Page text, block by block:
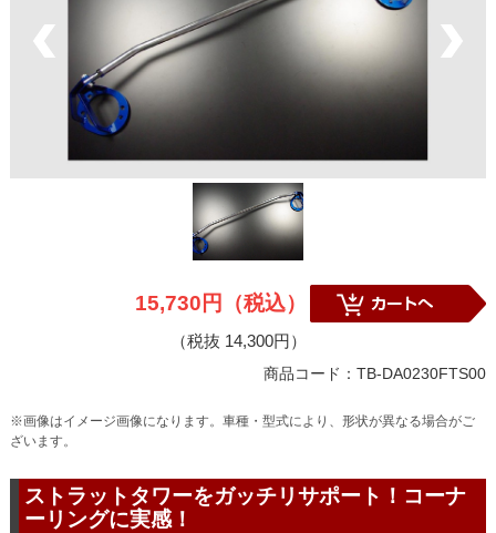
15,730円（税込）
（税抜 14,300円）
商品コード：TB-DA0230FTS00
※画像はイメージ画像になります。車種・型式により、形状が異なる場合がご
ざいます。
ストラットタワーをガッチリサポート！コーナ
ーリングに実感！